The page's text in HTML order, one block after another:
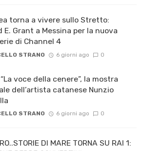
torna a vivere sullo Stretto:
E. Grant a Messina per la nuova
di Channel 4
STRANO 6 giorni ago 0
voce della cenere”, la mostra
dell’artista catanese Nunzio
STRANO 6 giorni ago 0
DI MARE TORNA SU RAI 1: